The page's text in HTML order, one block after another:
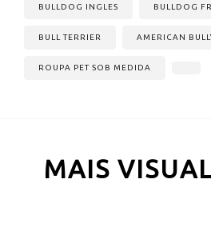
BULLDOG INGLES BULLDOG
BULL TERRIER AMERICAN
ROUPA PET SOB MEDIDA
MAIS